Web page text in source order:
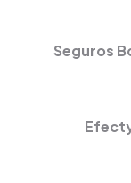
Seguros